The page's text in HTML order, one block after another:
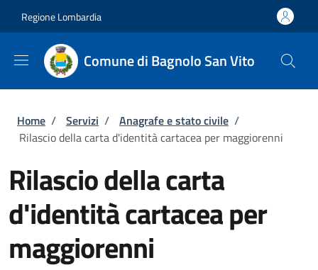
Regione Lombardia
Comune di Bagnolo San Vito
Briciole di pane
Home / Servizi / Anagrafe e stato civile /
Rilascio della carta d'identità cartacea per maggiorenni
Rilascio della carta
d'identità cartacea per
maggiorenni